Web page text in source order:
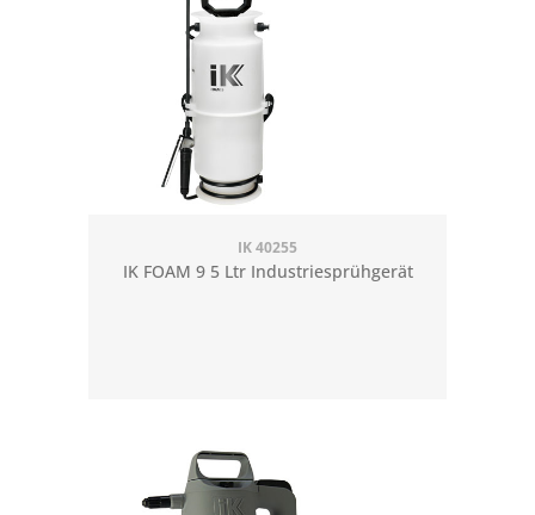
IK 40255
IK FOAM 9 5 Ltr Industriesprühgerät